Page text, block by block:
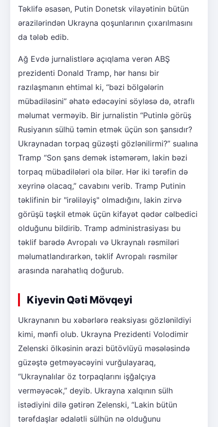
Təklifə əsasən, Putin Donetsk vilayətinin bütün
ərazilərindən Ukrayna qoşunlarının çıxarılmasını
da tələb edib.
Ağ Evdə jurnalistlərə açıqlama verən ABŞ
prezidenti Donald Tramp, hər hansı bir
razılaşmanın ehtimal ki, “bəzi bölgələrin
mübadiləsini” əhatə edəcəyini söyləsə də, ətraflı
məlumat verməyib. Bir jurnalistin “Putinlə görüş
Rusiyanın sülhü təmin etmək üçün son şansıdır?
Ukraynadan torpaq güzəşti gözlənilirmi?” sualına
Tramp “Son şans demək istəmərəm, lakin bəzi
torpaq mübadilələri ola bilər. Hər iki tərəfin də
xeyrinə olacaq,” cavabını verib. Tramp Putinin
təklifinin bir "irəliləyiş" olmadığını, lakin zirvə
görüşü təşkil etmək üçün kifayət qədər cəlbedici
olduğunu bildirib. Tramp administrasiyası bu
təklif barədə Avropalı və Ukraynalı rəsmiləri
məlumatlandırarkən, təklif Avropalı rəsmilər
arasında narahatlıq doğurub.
Kiyevin Qəti Mövqeyi
Ukraynanın bu xəbərlərə reaksiyası gözlənildiyi
kimi, mənfi olub. Ukrayna Prezidenti Volodimir
Zelenski ölkəsinin ərazi bütövlüyü məsələsində
güzəştə getməyəcəyini vurğulayaraq,
“Ukraynalılar öz torpaqlarını işğalçıya
verməyəcək,” deyib. Ukrayna xalqının sülh
istədiyini dilə gətirən Zelenski, “Lakin bütün
tərəfdaşlar ədalətli sülhün nə olduğunu